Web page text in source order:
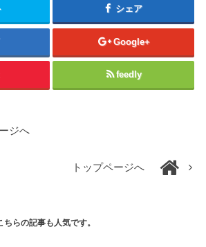
シェア
Google+
feedly
ジへ
トップページへ
ちらの記事も人気です。